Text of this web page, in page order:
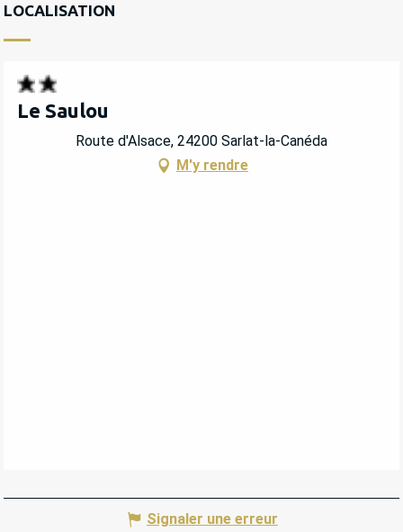
LOCALISATION
Le Saulou
Route d'Alsace, 24200 Sarlat-la-Canéda
M'y rendre
Signaler une erreur